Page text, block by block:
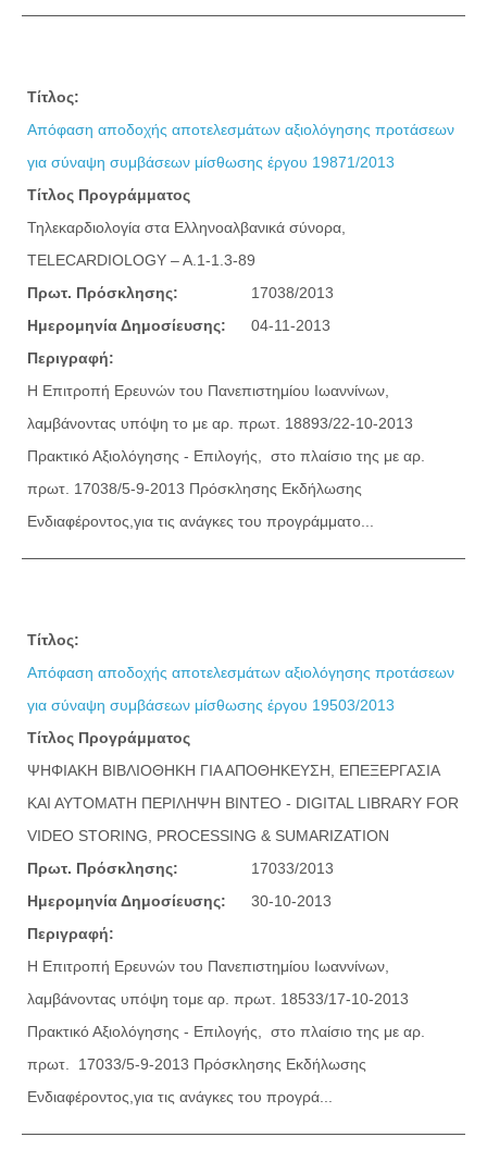
Τίτλος:
Απόφαση αποδοχής αποτελεσμάτων αξιολόγησης προτάσεων
για σύναψη συμβάσεων μίσθωσης έργου 19871/2013
Τίτλος Προγράμματος
Τηλεκαρδιολογία στα Ελληνοαλβανικά σύνορα,
TELECARDIOLOGY – A.1-1.3-89
Πρωτ. Πρόσκλησης:
17038/2013
Ημερομηνία Δημοσίευσης:
04-11-2013
Περιγραφή:
Η Επιτροπή Ερευνών του Πανεπιστημίου Ιωαννίνων,
λαμβάνοντας υπόψη το με αρ. πρωτ. 18893/22-10-2013
Πρακτικό Αξιολόγησης - Επιλογής, στο πλαίσιο της με αρ.
πρωτ. 17038/5-9-2013 Πρόσκλησης Εκδήλωσης
Ενδιαφέροντος,για τις ανάγκες του προγράμματο...
Τίτλος:
Απόφαση αποδοχής αποτελεσμάτων αξιολόγησης προτάσεων
για σύναψη συμβάσεων μίσθωσης έργου 19503/2013
Τίτλος Προγράμματος
ΨΗΦΙΑΚΗ ΒΙΒΛΙΟΘΗΚΗ ΓΙΑ ΑΠΟΘΗΚΕΥΣΗ, ΕΠΕΞΕΡΓΑΣΙΑ
ΚΑΙ ΑΥΤΟΜΑΤΗ ΠΕΡΙΛΗΨΗ ΒΙΝΤΕΟ - DIGITAL LIBRARY FOR
VIDEO STORING, PROCESSING & SUMARIZATION
Πρωτ. Πρόσκλησης:
17033/2013
Ημερομηνία Δημοσίευσης:
30-10-2013
Περιγραφή:
Η Επιτροπή Ερευνών του Πανεπιστημίου Ιωαννίνων,
λαμβάνοντας υπόψη τoμε αρ. πρωτ. 18533/17-10-2013
Πρακτικό Αξιολόγησης - Επιλογής, στο πλαίσιο της με αρ.
πρωτ. 17033/5-9-2013 Πρόσκλησης Εκδήλωσης
Ενδιαφέροντος,για τις ανάγκες του προγρά...